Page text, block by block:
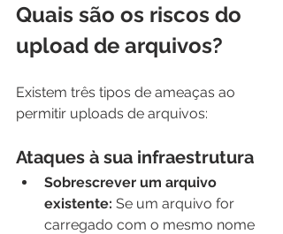
Quais são os riscos do
upload de arquivos?
Existem três tipos de ameaças ao
permitir uploads de arquivos:
Ataques à sua infraestrutura
Sobrescrever um arquivo
existente: Se um arquivo for
carregado com o mesmo nome